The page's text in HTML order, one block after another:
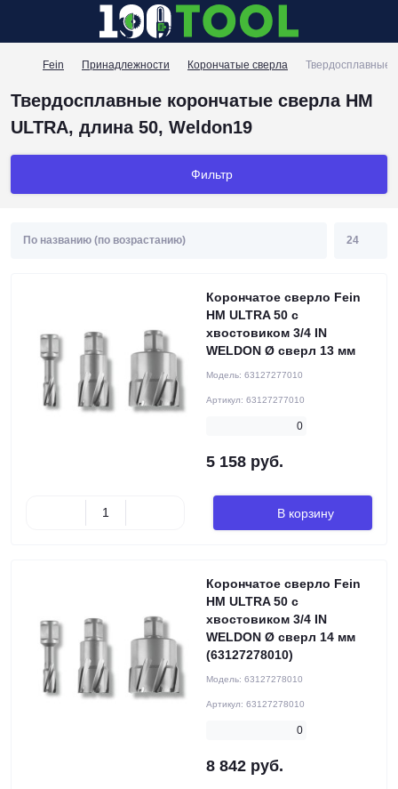
Fein Принадлежности Корончатые сверла Твердосплавные
Твердосплавные корончатые сверла HM
ULTRA, длина 50, Weldon19
Фильтр
Корончатое сверло Fein
HM ULTRA 50 с
хвостовиком 3/4 IN
WELDON Ø сверл 13 мм
Модель: 63127277010
Артикул: 63127277010
0
5 158 руб.
В корзину
Корончатое сверло Fein
HM ULTRA 50 с
хвостовиком 3/4 IN
WELDON Ø сверл 14 мм
(63127278010)
Модель: 63127278010
Артикул: 63127278010
0
8 842 руб.